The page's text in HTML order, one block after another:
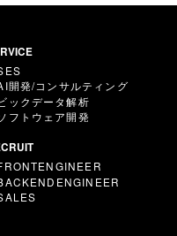
ES
ES
I開発/コ ンサルテ ィ ン グ
I 発 /コ ンサルテ
ッ クデータ解析
ック デ タ解 析
フ ト ウ ェア開発
RONTENGINEE R
R ONTEN GINEE R
ACKEND ENGIN EER
A CKE
AL ES